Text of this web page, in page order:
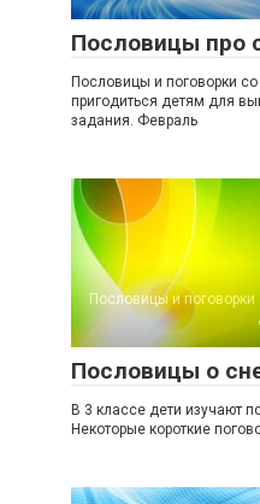
Пословицы про
Пословицы и поговорки
пригодиться детям для
задания. Февраль
Пословицы и поговорки
Пословицы о
В 3 классе дети изучают
Некоторые короткие